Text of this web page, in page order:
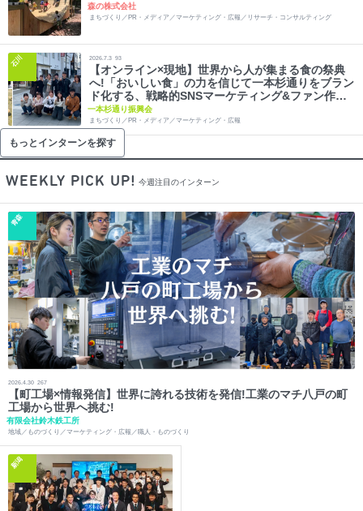
森の株式会社
まちづくり／PR・メディア／マーケティング・広報／リサーチ・コンサルティング
石川 2026.7.3 93
【オンライン×現地】世界から人が集まる食の祭典
へ!「おいしい食」の力を信じて一本杉通りをブラン
ド化する、戦略的SNSマーケティング&ファン作り
インターン
一本杉通り振興会
まちづくり／PR・メディア／マーケティング・広報
もっとインターンを探す
WEEKLY PICK UP! 今週注目のインターン
青森
2026.4.30 267
【町工場×情報発信】世界に誇れる技術を発信!工業のマチ八戸の町
工場から世界へ挑む!
有限会社鈴木鉄工所
地域／ものづくり／マーケティング・広報／職人・ものづくり
新潟